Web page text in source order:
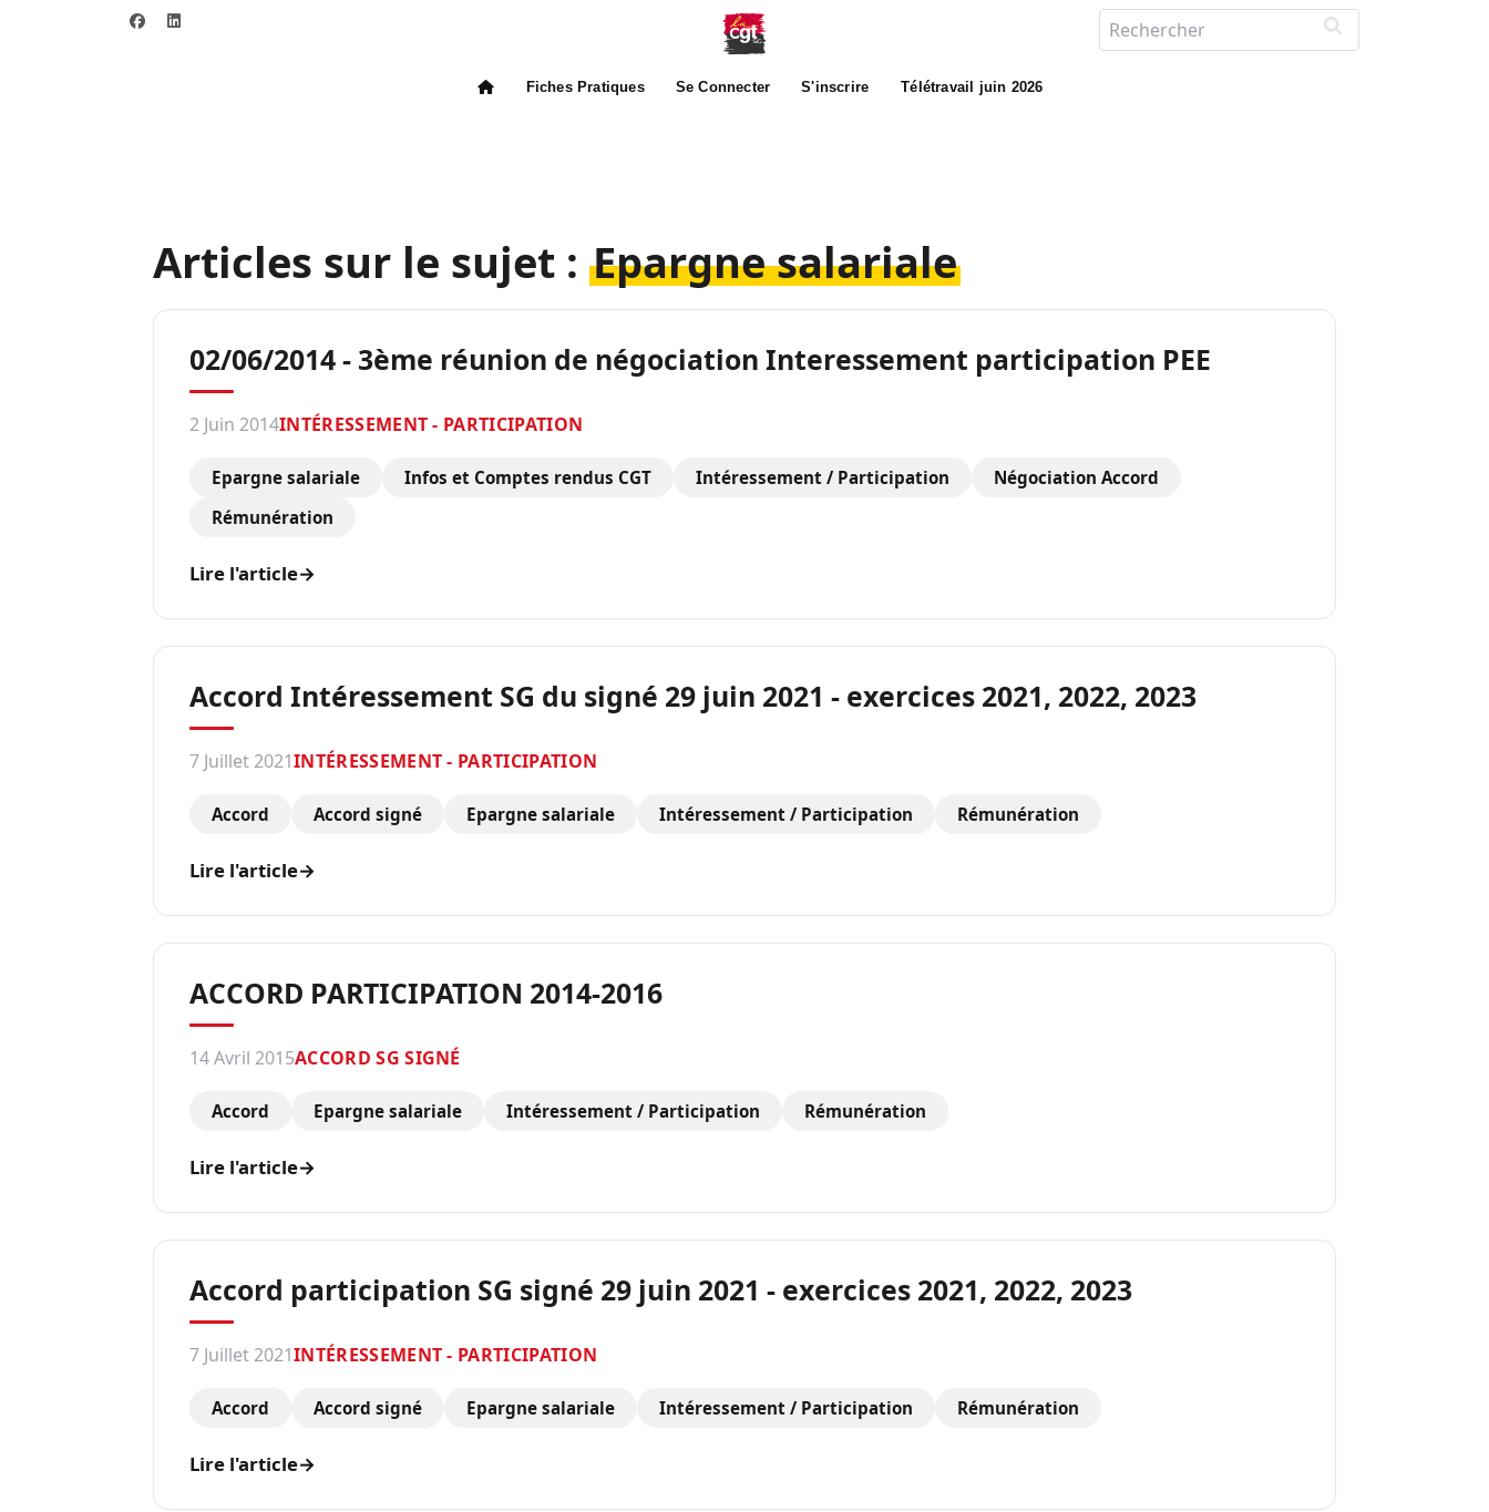
Fiches Pratiques Se Connecter S'inscrire Télétravail juin 2026
Articles sur le sujet : Epargne salariale
02/06/2014 - 3ème réunion de négociation Interessement participation PEE
2 Juin 2014INTÉRESSEMENT - PARTICIPATION
Epargne salariale Infos et Comptes rendus CGT Intéressement / Participation
Négociation Accord
Rémunération
Lire l'article→
Accord Intéressement SG du signé 29 juin 2021 - exercices 2021, 2022, 2023
7 Juillet 2021INTÉRESSEMENT - PARTICIPATION
Accord Accord signé Epargne salariale Intéressement / Participation Rémunération
Lire l'article→
ACCORD PARTICIPATION 2014-2016
14 Avril 2015ACCORD SG SIGNÉ
Accord Epargne salariale Intéressement / Participation Rémunération
Lire l'article→
Accord participation SG signé 29 juin 2021 - exercices 2021, 2022, 2023
7 Juillet 2021INTÉRESSEMENT - PARTICIPATION
Accord Accord signé Epargne salariale Intéressement / Participation Rémunération
Lire l'article→